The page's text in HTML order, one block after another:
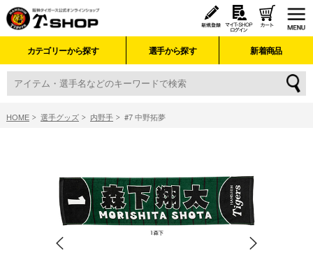
カテゴリーから探す 選手から探す 新着商品
HOME 選手グッズ 内野手 #7 中野拓夢